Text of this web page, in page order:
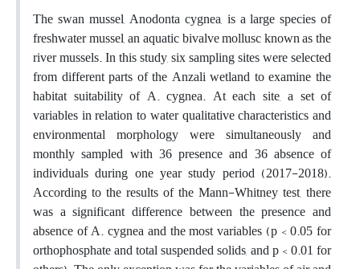
The swan mussel, Anodonta cygnea, is a large species of
freshwater mussel, an aquatic bivalve mollusc known as the
river mussels. In this study, six sampling sites were selected
from different parts of the Anzali wetland to examine the
habitat suitability of A. cygnea. At each site, a set of
variables in relation to water qualitative characteristics and
environmental morphology were simultaneously and
monthly sampled with 36 presence and 36 absence of
individuals during one year study period (2017-2018).
According to the results of the Mann-Whitney test, there
was a significant difference between the presence and
absence of A. cygnea and the most variables (p < 0.05 for
orthophosphate and total suspended solids, and p < 0.01 for